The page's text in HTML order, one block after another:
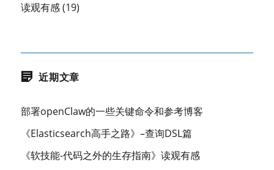
读观有感(19)
近期文章
部署openClaw的一些关键命令和参考博客
《Elasticsearch高手之路》–查询DSL篇
《软技能-代码之外的生存指南》读观有感